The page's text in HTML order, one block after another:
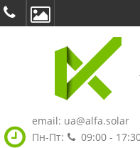
email: ua@alfa.solar
Пн-Пт:
09:00 -